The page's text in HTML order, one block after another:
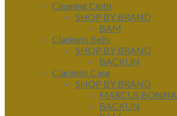
Cleaning Cloth
SHOP BY BRAND
BAM
Clarinets Bells
SHOP BY BRAND
BACKUN
Clarinets Case
SHOP BY BRAND
MARCUS BONNA
BACKUN